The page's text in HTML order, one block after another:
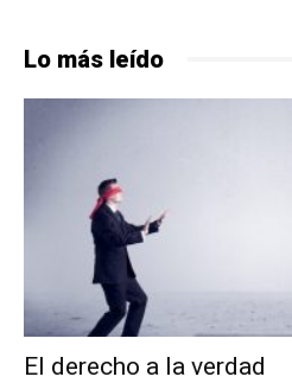
Lo más leído
El derecho a la verdad